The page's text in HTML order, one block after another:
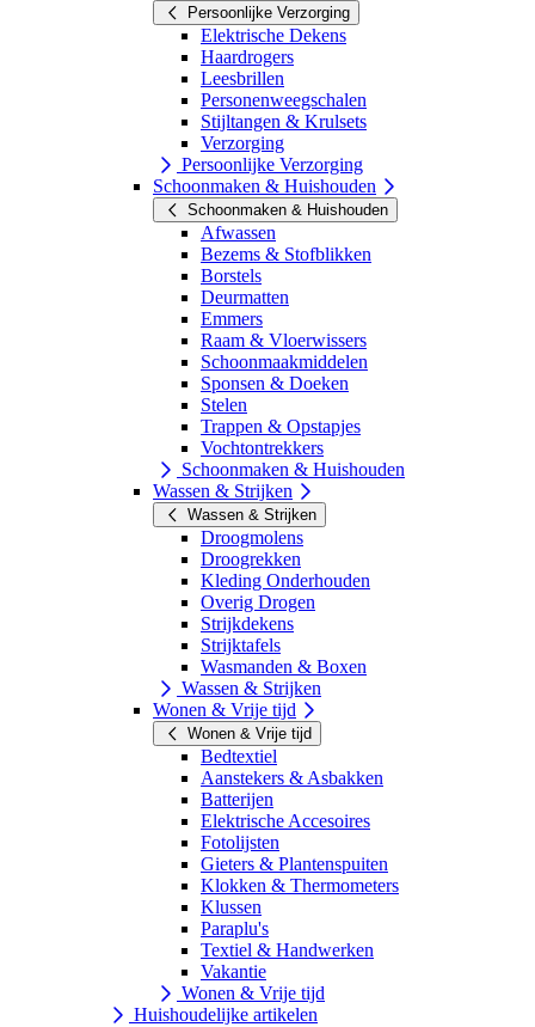
Persoonlijke Verzorging
Elektrische Dekens
Haardrogers
Leesbrillen
Personenweegschalen
Stijltangen & Krulsets
Verzorging
Persoonlijke Verzorging
Schoonmaken & Huishouden
Schoonmaken & Huishouden
Afwassen
Bezems & Stofblikken
Borstels
Deurmatten
Emmers
Raam & Vloerwissers
Schoonmaakmiddelen
Sponsen & Doeken
Stelen
Trappen & Opstapjes
Vochtontrekkers
Schoonmaken & Huishouden
Wassen & Strijken
Wassen & Strijken
Droogmolens
Droogrekken
Kleding Onderhouden
Overig Drogen
Strijkdekens
Strijktafels
Wasmanden & Boxen
Wassen & Strijken
Wonen & Vrije tijd
Wonen & Vrije tijd
Bedtextiel
Aanstekers & Asbakken
Batterijen
Elektrische Accesoires
Fotolijsten
Gieters & Plantenspuiten
Klokken & Thermometers
Klussen
Paraplu's
Textiel & Handwerken
Vakantie
Wonen & Vrije tijd
Huishoudelijke artikelen